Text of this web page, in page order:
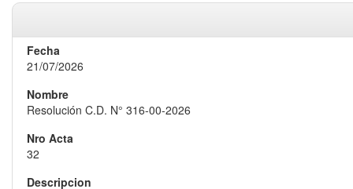
21/07/2026
Resolución C.D. N° 316-00-2026
32